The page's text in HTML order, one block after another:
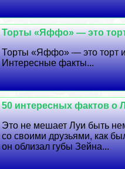
Торты «Яффо» — это
Торты «Яффо» — это торт
Интересные факты...
50 интересных фактов о
Это не мешает Луи быть
со своими друзьями, как
он облизал губы Зейна...